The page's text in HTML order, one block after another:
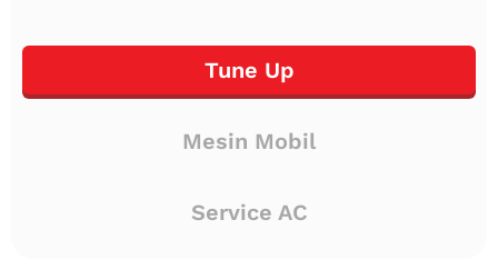
Tune Up
Mesin Mobil
Service AC